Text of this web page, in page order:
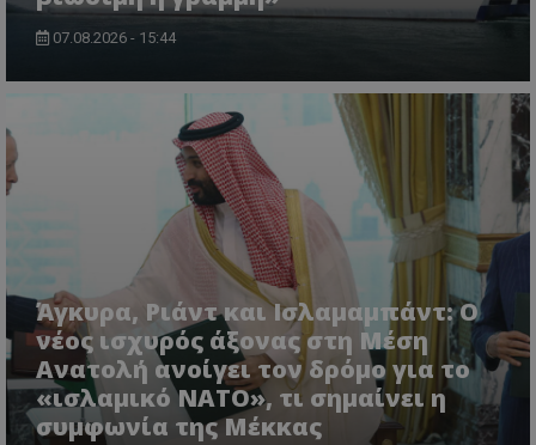
07.08.2026 - 15:44
Άγκυρα, Ριάντ και Ισλαμαμπάντ: Ο
νέος ισχυρός άξονας στη Μέση
Ανατολή ανοίγει τον δρόμο για το
«ισλαμικό ΝΑΤΟ», τι σημαίνει η
συμφωνία της Μέκκας